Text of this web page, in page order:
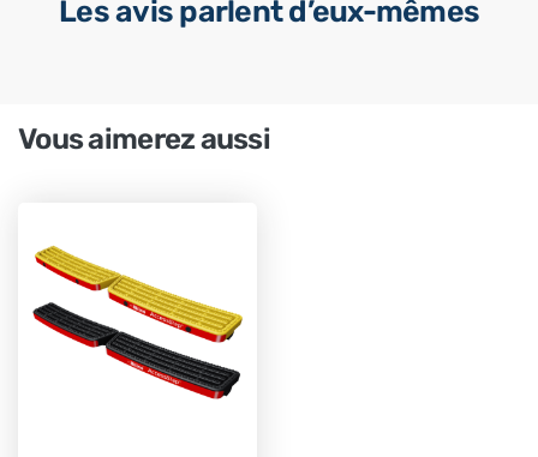
Les avis parlent d’eux-mêmes
Vous aimerez aussi